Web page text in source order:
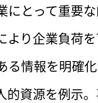
にとって重要
より企業負荷
る情報を明確
的資源を例示